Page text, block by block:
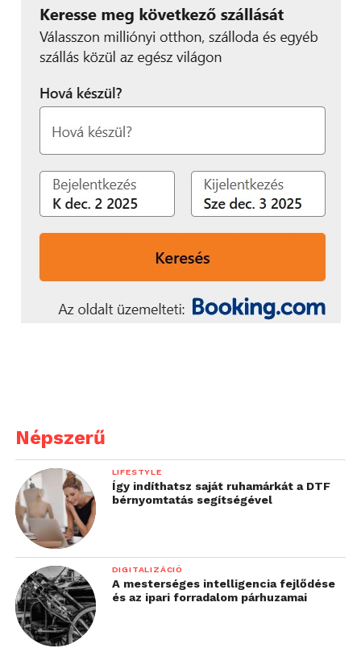
Népszerű
LIFESTYLE
Így indíthatsz saját ruhamárkát a DTF
bérnyomtatás segítségével
DIGITALIZÁCIÓ
A mesterséges intelligencia fejlődése
és az ipari forradalom párhuzamai